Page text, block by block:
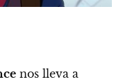
nos lleva a